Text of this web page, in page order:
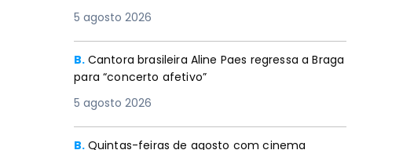
5 agosto 2026
B. Cantora brasileira Aline Paes regressa a Braga
para “concerto afetivo”
5 agosto 2026
B. Quintas-feiras de agosto com cinema